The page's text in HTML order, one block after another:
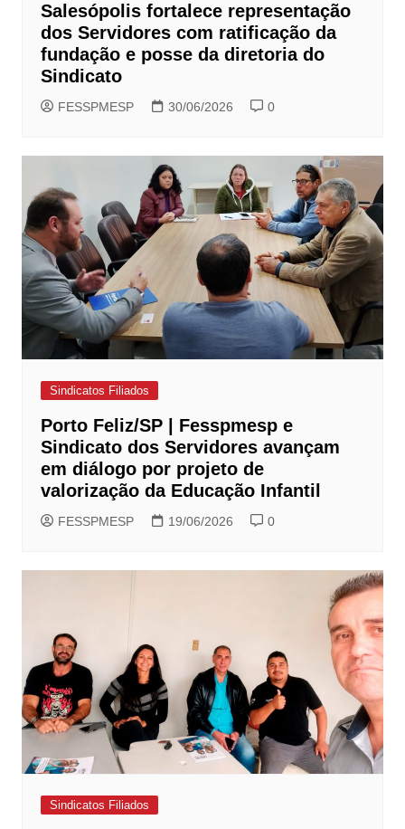
Salesópolis fortalece representação
dos Servidores com ratificação da
fundação e posse da diretoria do
Sindicato
FESSPMESP 30/06/2026 0
Sindicatos Filiados
Porto Feliz/SP | Fesspmesp e
Sindicato dos Servidores avançam
em diálogo por projeto de
valorização da Educação Infantil
FESSPMESP 19/06/2026 0
Sindicatos Filiados